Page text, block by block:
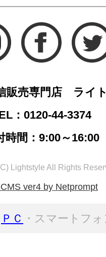
販売専門店 ライ
：0120-44-3374
時間：9:00～16:00
Lightstyle All Rights
ver4 by Netprompt
ＰＣ ・スマートフ